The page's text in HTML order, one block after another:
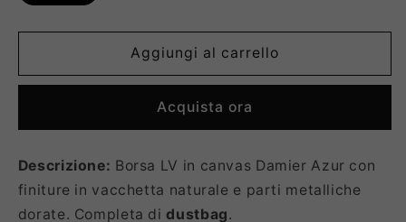
Aggiungi al carrello
Acquista ora
Descrizione: Borsa LV in canvas Damier Azur con
finiture in vacchetta naturale e parti metalliche
dorate. Completa didustbag.